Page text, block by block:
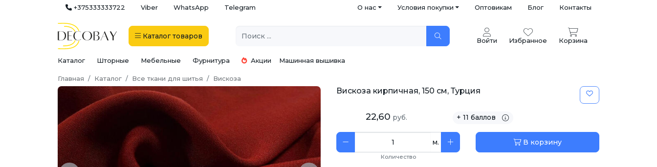
+375333333722 Viber WhatsApp Telegram О нас Условия покупки Оптовикам Блог Контакты
Каталог товаров Войти Избранное Корзина
Каталог Шторные Мебельные Фурнитура Акции Машинная вышивка
Главная Каталог Все ткани для шитья Вискоза
Вискоза кирпичная, 150 см, Турция
22,60 руб. + 11 баллов
м.
Количество
В корзину